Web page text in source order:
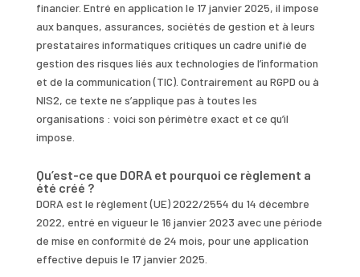
financier. Entré en application le 17 janvier 2025, il impose
aux banques, assurances, sociétés de gestion et à leurs
prestataires informatiques critiques un cadre unifié de
gestion des risques liés aux technologies de l’information
et de la communication (TIC). Contrairement au RGPD ou à
NIS2, ce texte ne s’applique pas à toutes les
organisations : voici son périmètre exact et ce qu’il
impose.
Qu’est-ce que DORA et pourquoi ce règlement a
été créé ?
DORA est le règlement (UE) 2022/2554 du 14 décembre
2022, entré en vigueur le 16 janvier 2023 avec une période
de mise en conformité de 24 mois, pour une application
effective depuis le 17 janvier 2025.